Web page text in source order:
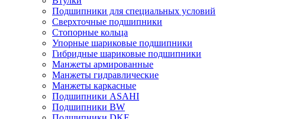
Подшипники для специальных условий
Сверхточные подшипники
Стопорные кольца
Упорные шариковые подшипники
Гибридные шариковые подшипники
Манжеты армированные
Манжеты гидравлические
Манжеты каркасные
Подшипники ASAHI
Подшипники BW